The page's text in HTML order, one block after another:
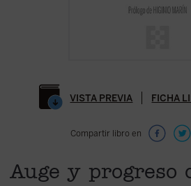
VISTA PREVIA FICHA
Compartir libro en
Auge y progreso